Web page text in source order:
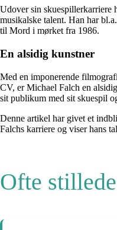
Udover sin skuespillerkarriere
musikalske talent. Han har
til Mord i mørket fra 1986.
En alsidig kunstner
Med en imponerende
CV, er Michael Falch en
sit publikum med sit skuespil
Denne artikel har givet et
Falchs karriere og viser hans
Ofte